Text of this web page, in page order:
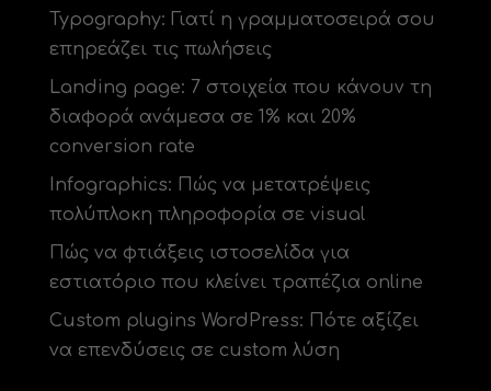
Typography: Γιατί η γραμματοσειρά σου
επηρεάζει τις πωλήσεις
Landing page: 7 στοιχεία που κάνουν τη
διαφορά ανάμεσα σε 1% και 20%
conversion rate
Infographics: Πώς να μετατρέψεις
πολύπλοκη πληροφορία σε visual
Πώς να φτιάξεις ιστοσελίδα για
εστιατόριο που κλείνει τραπέζια online
Custom plugins WordPress: Πότε αξίζει
να επενδύσεις σε custom λύση